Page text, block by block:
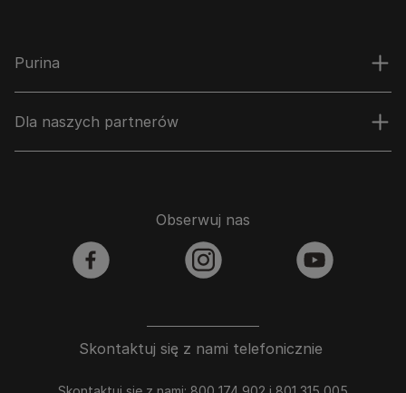
Purina
Dla naszych partnerów
Skontaktuj się z nami telefonicznie
Obserwuj nas
facebook instagram youtube